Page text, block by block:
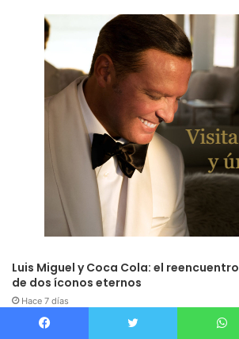
Luis Miguel y Coca Cola: el reencuentro
de dos íconos eternos
Hace 7 días